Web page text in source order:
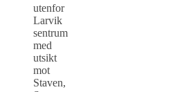
utenfor
Larvik
sentrum
med
utsikt
mot
Staven,